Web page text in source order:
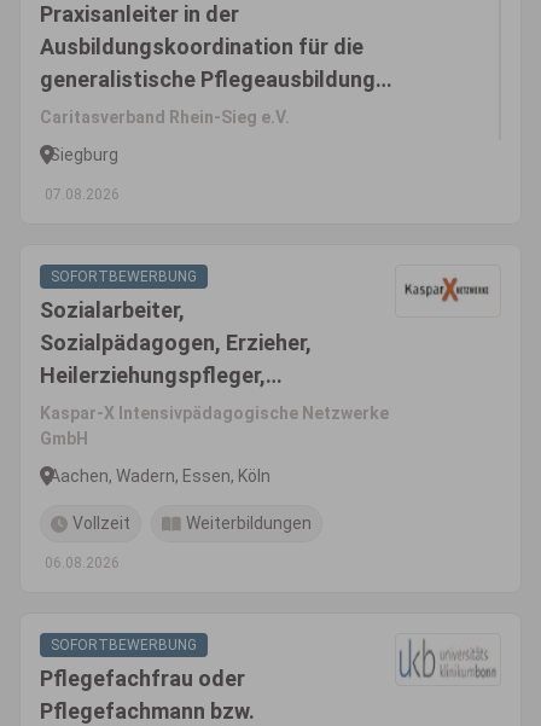
Praxisanleiter in der
Ausbildungskoordination für die
generalistische Pflegeausbildung
(m/w/d)
Caritasverband Rhein-Sieg e.V.
Siegburg
07.08.2026
SOFORTBEWERBUNG
Sozialarbeiter,
Sozialpädagogen, Erzieher,
Heilerziehungspfleger,
pädagogische Fachkräfte
(m/w/d)
Kaspar-X Intensivpädagogische Netzwerke
GmbH
Aachen, Wadern, Essen, Köln
Vollzeit Weiterbildungen
06.08.2026
SOFORTBEWERBUNG
Pflegefachfrau oder
Pflegefachmann bzw.